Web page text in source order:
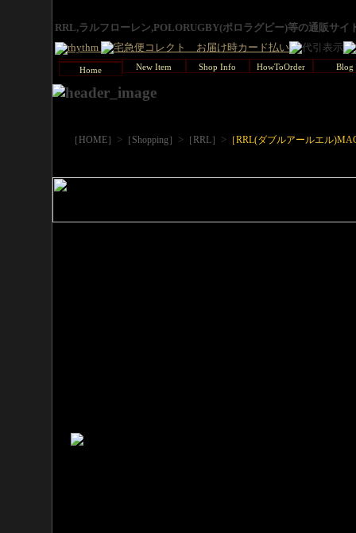
RRL,ラルフローレン,POLORUGBY(ポロラグビー)等の通販サ
Home New Item Shop Info HowToOrder Blog
［HOME］ > ［Shopping］ > ［RRL］ > ［RRL(ダブルアールエル